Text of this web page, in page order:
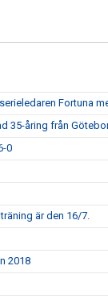
Fortuna
35-åring från
0
är den 16/7.
2018